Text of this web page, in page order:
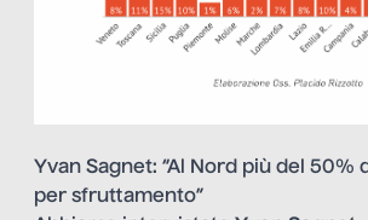
Yvan Sagnet: “Al Nord più del 50%
per sfruttamento”